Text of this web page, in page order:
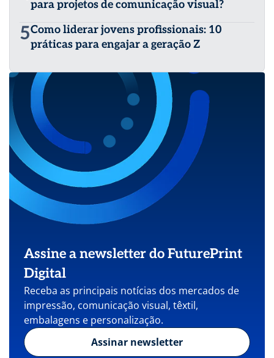
para projetos de comunicação visual?
5Como liderar jovens profissionais: 10
práticas para engajar a geração Z
Assine a newsletter do FuturePrint
Digital
Receba as principais notícias dos mercados de
impressão, comunicação visual, têxtil,
embalagens e personalização.
Assinar newsletter